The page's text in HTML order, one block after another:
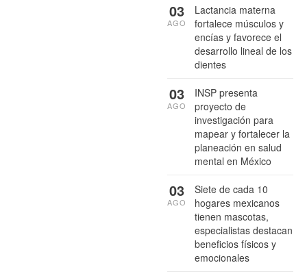
Lactancia materna
fortalece músculos y
encías y favorece el
desarrollo lineal de los
dientes
03
AGO
INSP presenta
proyecto de
investigación para
mapear y fortalecer la
planeación en salud
mental en México
03
AGO
Siete de cada 10
hogares mexicanos
tienen mascotas,
especialistas destacan
beneficios físicos y
emocionales
03
AGO